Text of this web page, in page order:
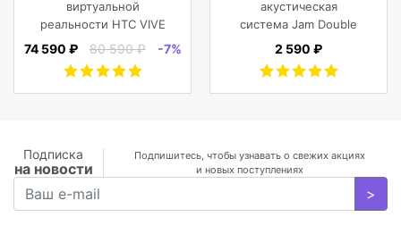
виртуальной
реальности HTC VIVE
Cosmos
74 590 ₽ 80 590 ₽ -7%
акустическая
система Jam Double
Chill Grey (серый)
2 590 ₽
Подписка
на новости
Подпишитесь, чтобы узнавать о свежих акциях
и новых поступлениях
>